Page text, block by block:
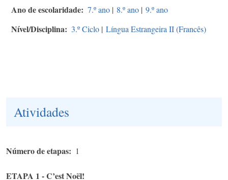
Ano de escolaridade 7.º ano | 8.º ano | 9.º ano
Nível/Disciplina 3.º Ciclo | Língua Estrangeira II (Francês)
Atividades
Número de etapas 1
ETAPA 1 - C’est Noël!